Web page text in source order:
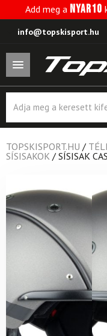
Add meg a NYAR10
info@topskisport.hu
search
TOPSKISPORT.HU /
SÍSISAKOK / SÍSISAK